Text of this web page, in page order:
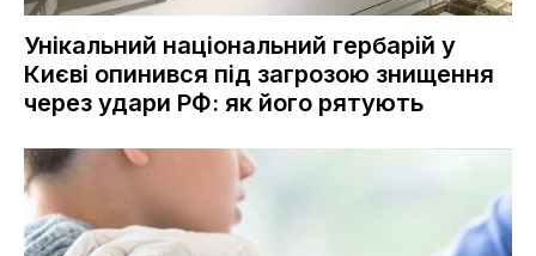
Унікальний національний гербарій у
Києві опинився під загрозою знищення
через удари РФ: як його рятують